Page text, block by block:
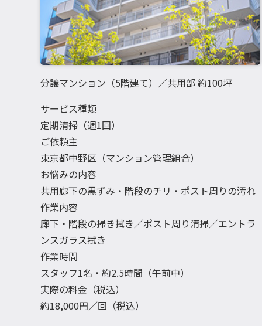
分譲マンション（5階建て）／共用部 約100坪
サービス種類
定期清掃（週1回）
ご依頼主
東京都中野区（マンション管理組合）
お悩みの内容
共用廊下の黒ずみ・階段のチリ・ポスト周りの汚れ
作業内容
廊下・階段の掃き拭き／ポスト周り清掃／エントラ
ンスガラス拭き
作業時間
スタッフ1名・約2.5時間（午前中）
実際の料金（税込）
約18,000円／回（税込）